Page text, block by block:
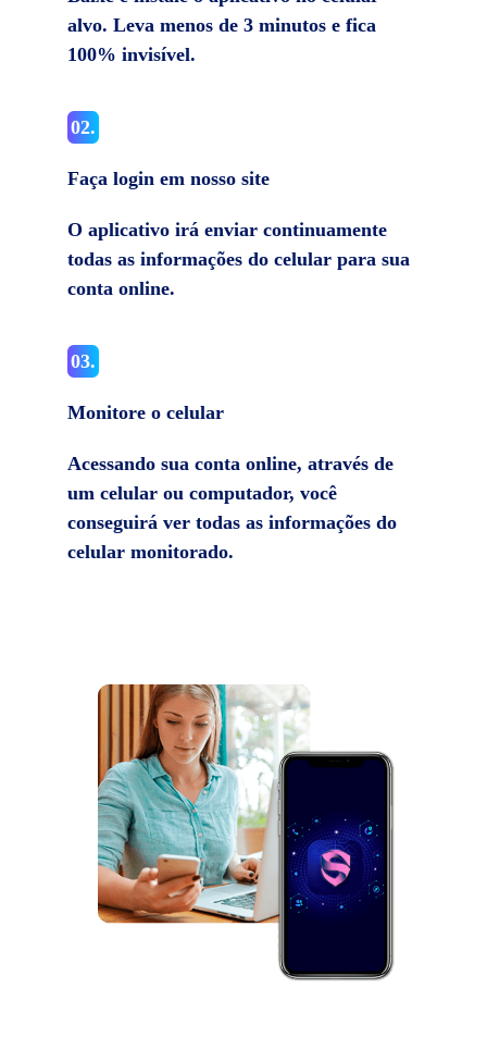
alvo. Leva menos de 3 minutos e fica
100% invisível.
02.
Faça login em nosso site
O aplicativo irá enviar continuamente
todas as informações do celular para sua
conta online.
03.
Monitore o celular
Acessando sua conta online, através de
um celular ou computador, você
conseguirá ver todas as informações do
celular monitorado.